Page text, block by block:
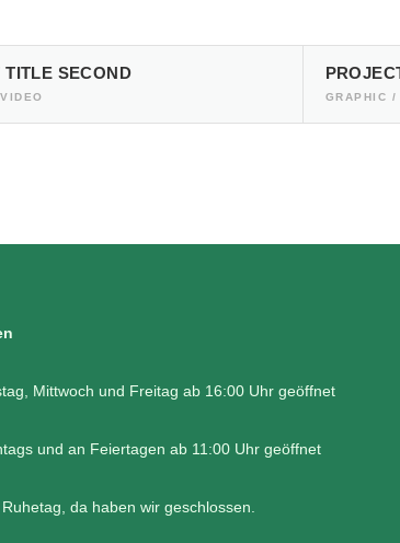
TITLE SECOND
GRAPHIC /
Mittwoch und Freitag ab 16:00 Uhr geöffnet
und an Feiertagen ab 11:00 Uhr geöffnet
da haben wir geschlossen.